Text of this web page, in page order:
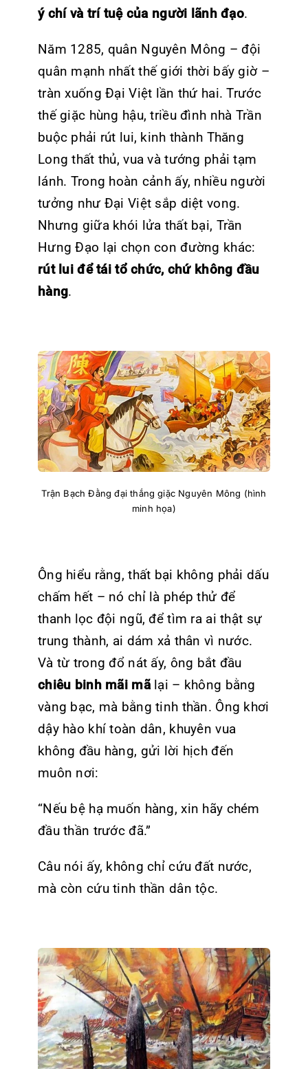
ý chí và trí tuệ của người lãnh đạo.
Năm 1285, quân Nguyên Mông – đội
quân mạnh nhất thế giới thời bấy giờ –
tràn xuống Đại Việt lần thứ hai. Trước
thế giặc hùng hậu, triều đình nhà Trần
buộc phải rút lui, kinh thành Thăng
Long thất thủ, vua và tướng phải tạm
lánh. Trong hoàn cảnh ấy, nhiều người
tưởng như Đại Việt sắp diệt vong.
Nhưng giữa khói lửa thất bại, Trần
Hưng Đạo lại chọn con đường khác:
rút lui để tái tổ chức, chứ không đầu
hàng.
Trận Bạch Đằng đại thắng giặc Nguyên Mông (hình
minh họa)
Ông hiểu rằng, thất bại không phải dấu
chấm hết – nó chỉ là phép thử để
thanh lọc đội ngũ, để tìm ra ai thật sự
trung thành, ai dám xả thân vì nước.
Và từ trong đổ nát ấy, ông bắt đầu
chiêu binh mãi mãlại – không bằng
vàng bạc, mà bằng tinh thần. Ông khơi
dậy hào khí toàn dân, khuyên vua
không đầu hàng, gửi lời hịch đến
muôn nơi:
“Nếu bệ hạ muốn hàng, xin hãy chém
đầu thần trước đã.”
Câu nói ấy, không chỉ cứu đất nước,
mà còn cứu tinh thần dân tộc.